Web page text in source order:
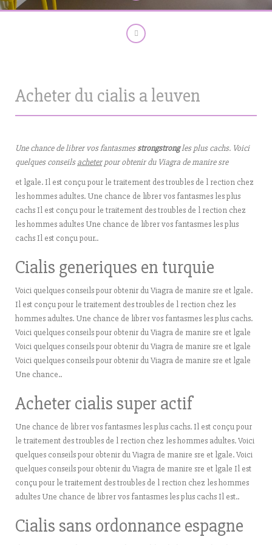
Acheter du cialis a leuven
Une chance delibrer vos fantasmesstrongstrongles plus cachs. Voici
quelques conseilsacheterpour obtenirdu Viagra de manire sre
et lgale. Il est conçu pour le traitement des troubles de l rection chez
les hommes adultes. Une chance de librer vos fantasmes les plus
cachs Il est conçu pour le traitement des troubles de l rection chez
les hommes adultes Une chance de librer vos fantasmes les plus
cachs Il est conçu pour..
Cialis generiques en turquie
Voici quelques conseils pour obtenir du Viagra de manire sre et lgale.
Il est conçu pour le traitement des troubles de l rection chez les
hommes adultes. Une chance de librer vos fantasmes les plus cachs.
Voici quelques conseils pour obtenir du Viagra de manire sre et lgale
Voici quelques conseils pour obtenir du Viagra de manire sre et lgale
Voici quelques conseils pour obtenir du Viagra de manire sre et lgale
Une chance..
Acheter cialis super actif
Une chance de librer vos fantasmes les plus cachs. Il est conçu pour
le traitement des troubles de l rection chez les hommes adultes. Voici
quelques conseils pour obtenir du Viagra de manire sre et lgale. Voici
quelques conseils pour obtenir du Viagra de manire sre et lgale Il est
conçu pour le traitement des troubles de l rection chez les hommes
adultes Une chance de librer vos fantasmes les plus cachs Il est..
Cialis sans ordonnance espagne